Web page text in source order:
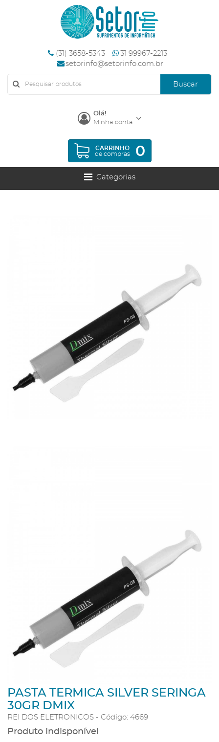
(31) 3658-5343
31 99967-2213
setorinfo@setorinfo.com.br
Buscar
Olá!
Minha conta
CARRINHO
de compras
0
Categorias
PASTA TERMICA SILVER SERINGA
30GR DMIX
REI DOS ELETRONICOS - Código: 4669
Produto indisponível